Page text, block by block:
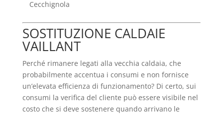
Cecchignola
SOSTITUZIONE CALDAIE
VAILLANT
Perché rimanere legati alla vecchia caldaia, che
probabilmente accentua i consumi e non fornisce
un’elevata efficienza di funzionamento? Di certo, sui
consumi la verifica del cliente può essere visibile nel
costo che si deve sostenere quando arrivano le